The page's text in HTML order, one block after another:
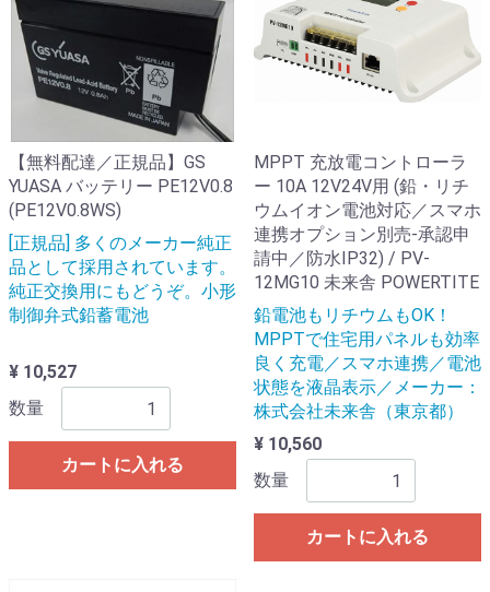
【無料配達／正規品】GS
YUASA バッテリー PE12V0.8
(PE12V0.8WS)
[正規品] 多くのメーカー純正
品として採用されています。
純正交換用にもどうぞ。小形
制御弁式鉛蓄電池
¥ 10,527
数量
カートに入れる
MPPT 充放電コントローラ
ー 10A 12V24V用 (鉛・リチ
ウムイオン電池対応／スマホ
連携オプション別売-承認申
請中／防水IP32) / PV-
12MG10 未来舎 POWERTITE
鉛電池もリチウムもOK！
MPPTで住宅用パネルも効率
良く充電／スマホ連携／電池
状態を液晶表示／メーカー：
株式会社未来舎（東京都）
¥ 10,560
数量
カートに入れる